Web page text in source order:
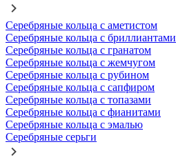
Серебряные кольца с аметистом
Серебряные кольца с бриллиантами
Серебряные кольца с гранатом
Серебряные кольца с жемчугом
Серебряные кольца с рубином
Серебряные кольца с сапфиром
Серебряные кольца с топазами
Серебряные кольца с фианитами
Серебряные кольца с эмалью
Серебряные серьги